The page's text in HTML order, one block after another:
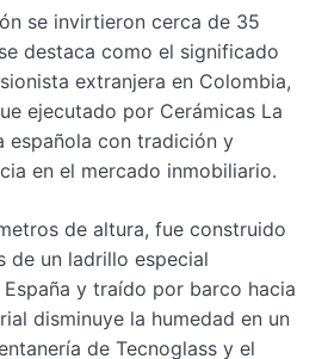
se invirtieron cerca de 35
destaca como el significado
extranjera en Colombia,
ejecutado por Cerámicas La
española con tradición y
en el mercado inmobiliario.
de altura, fue construido
de un ladrillo especial
y traído por barco hacia
disminuye la humedad en un
de Tecnoglass y el